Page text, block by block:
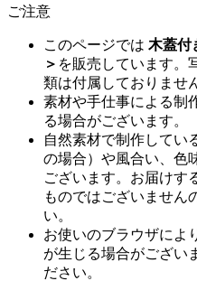
ご注意
このページでは 木蓋付
＞ を販売しています。
類は付属しておりませ
素材や手仕事による制
る場合がございます。
自然素材で制作してい
の場合）や風合い、色
ございます。お届けす
ものではございません
い。
お使いのブラウザによ
が生じる場合がござい
ださい。